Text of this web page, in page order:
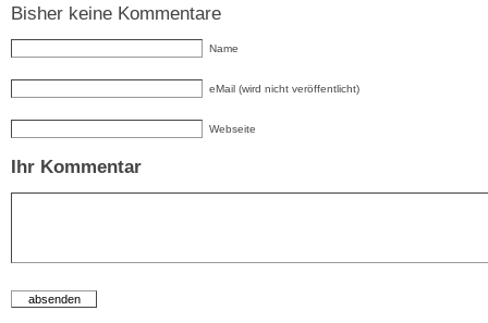
Bisher keine Kommentare
Name
eMail (wird nicht veröffentlicht)
Webseite
Ihr Kommentar